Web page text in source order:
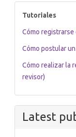
tutoriales
Tutoriales
Cómo registrarse
Cómo postular
Cómo realizar la
revisor)
Latest